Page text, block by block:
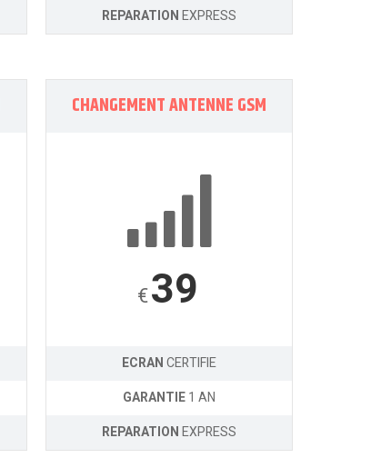
REPARATIONEXPRESS
CHANGEMENT ANTENNE GSM
€39
ECRANCERTIFIE
GARANTIE1 AN
REPARATIONEXPRESS